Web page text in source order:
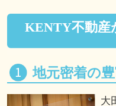
KENTY不動産
地元密着の
大